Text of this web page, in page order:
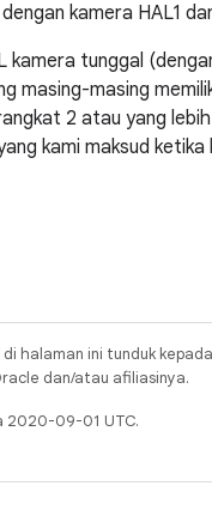
kamera HAL1
kamera tunggal
masing-masing
2 atau yang
kami maksud
halaman ini tunduk
dan/atau afiliasinya.
2020-09-01 UTC.